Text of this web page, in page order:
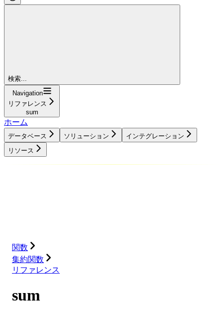
検索...
Navigation
リファレンス
sum
ホーム
データベース ソリューション
インテグレーション
リソース
関数
集約関数
リファレンス
sum